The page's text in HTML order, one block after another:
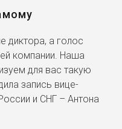
диктора, а голос
компании. Наша
для вас такую
запись вице-
и СНГ – Антона